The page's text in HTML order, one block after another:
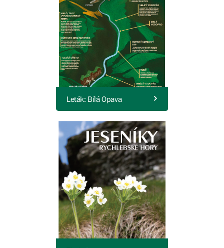
Leták: Bílá Opava